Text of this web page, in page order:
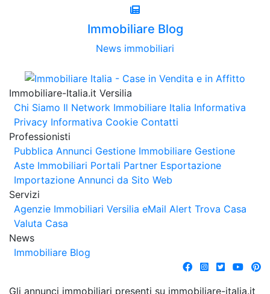
Immobiliare Blog
News immobiliari
Immobiliare-Italia.it Versilia
Chi Siamo Il Network Immobiliare Italia Informativa
Privacy Informativa Cookie Contatti
Professionisti
Pubblica Annunci Gestione Immobiliare Gestione
Aste Immobiliari Portali Partner Esportazione
Importazione Annunci da Sito Web
Servizi
Agenzie Immobiliari Versilia eMail Alert Trova Casa
Valuta Casa
News
Immobiliare Blog
Gli annunci immobiliari presenti su immobiliare-italia.it